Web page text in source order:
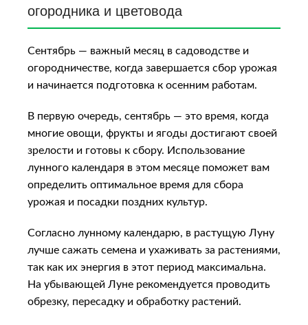
огородника и цветовода
Сентябрь — важный месяц в садоводстве и
огородничестве, когда завершается сбор урожая
и начинается подготовка к осенним работам.
В первую очередь, сентябрь — это время, когда
многие овощи, фрукты и ягоды достигают своей
зрелости и готовы к сбору. Использование
лунного календаря в этом месяце поможет вам
определить оптимальное время для сбора
урожая и посадки поздних культур.
Согласно лунному календарю, в растущую Луну
лучше сажать семена и ухаживать за растениями,
так как их энергия в этот период максимальна.
На убывающей Луне рекомендуется проводить
обрезку, пересадку и обработку растений.